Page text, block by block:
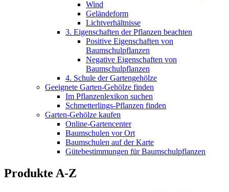
Wind
Geländeform
Lichtverhältnisse
3. Eigenschaften der Pflanzen beachten
Positive Eigenschaften von
Baumschulpflanzen
Negative Eigenschaften von
Baumschulpflanzen
4. Schule der Gartengehölze
Geeignete Garten-Gehölze finden
Im Pflanzenlexikon suchen
Schmetterlings-Pflanzen finden
Garten-Gehölze kaufen
Online-Gartencenter
Baumschulen vor Ort
Baumschulen auf der Karte
Gütebestimmungen für Baumschulpflanzen
Produkte A-Z